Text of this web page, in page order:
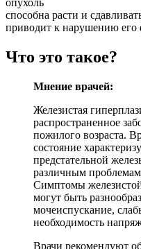
способна расти и
приводит к нарушению его
Что это такое?
Мнение врачей:
Железистая
распространенное
пожилого возраста.
состояние
предстательной
различным
Симптомы
могут быть
мочеиспускание,
необходимость
Врачи рекомендуют